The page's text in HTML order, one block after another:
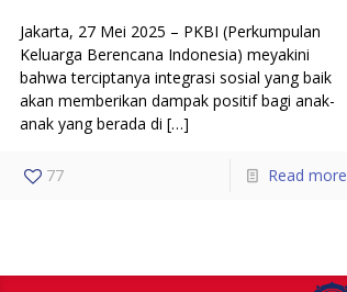
Jakarta, 27 Mei 2025 – PKBI (Perkumpulan
Keluarga Berencana Indonesia) meyakini
bahwa terciptanya integrasi sosial yang baik
akan memberikan dampak positif bagi anak-
anak yang berada di […]
77 Read more